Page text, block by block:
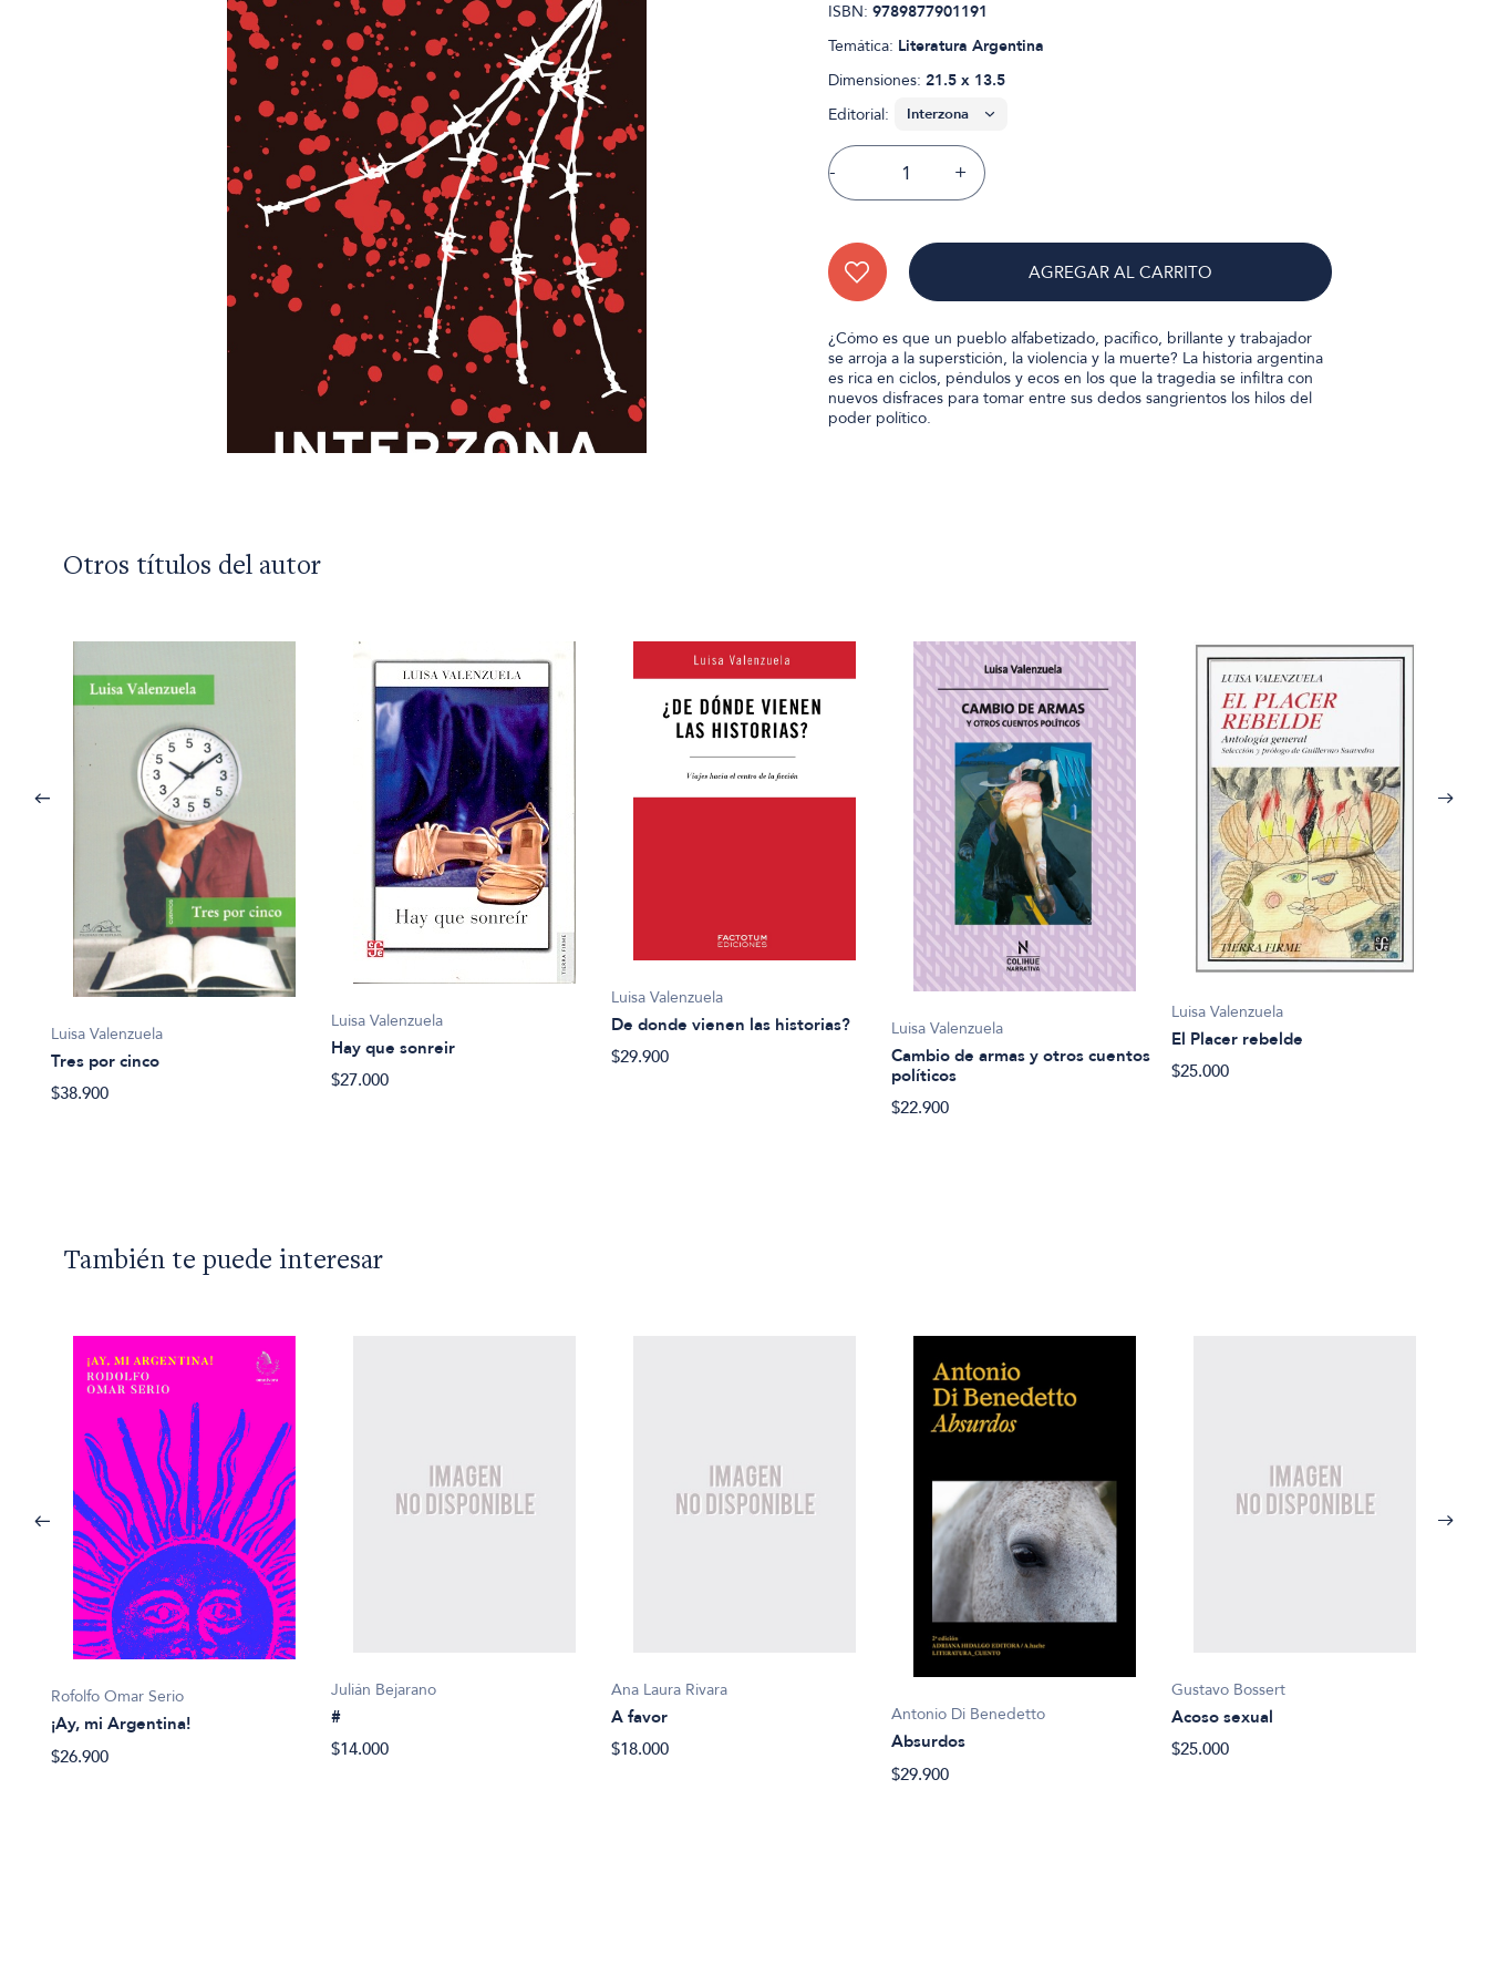
ISBN: 9789877901191
Temática: Literatura Argentina
Dimensiones: 21.5 x 13.5
Editorial:
- +
AGREGAR AL CARRITO
¿Cómo es que un pueblo alfabetizado, pacífico, brillante y trabajador
se arroja a la superstición, la violencia y la muerte? La historia argentina
es rica en ciclos, péndulos y ecos en los que la tragedia se infiltra con
nuevos disfraces para tomar entre sus dedos sangrientos los hilos del
poder político.
Otros títulos del autor
Luisa Valenzuela
Tres por cinco
$38.900
Luisa Valenzuela
Hay que sonreir
$27.000
Luisa Valenzuela
De donde vienen las historias?
$29.900
Luisa Valenzuela
Cambio de armas y otros cuentos
políticos
$22.900
Luisa Valenzuela
El Placer rebelde
$25.000
También te puede interesar
Rofolfo Omar Serio
¡Ay, mi Argentina!
$26.900
Julián Bejarano
#
$14.000
Ana Laura Rivara
A favor
$18.000
Antonio Di Benedetto
Absurdos
$29.900
Gustavo Bossert
Acoso sexual
$25.000